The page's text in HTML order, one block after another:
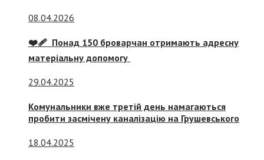
08.04.2026
❤️‍🩹 Понад 150 броварчан отримають адресну
матеріальну допомогу
29.04.2025
Комунальники вже третій день намагаються
пробити засмічену каналізацію на Грушевського
18.04.2025